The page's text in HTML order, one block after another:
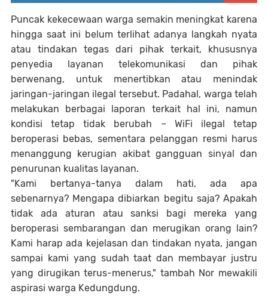
Puncak kekecewaan warga semakin meningkat karena
hingga saat ini belum terlihat adanya langkah nyata
atau tindakan tegas dari pihak terkait, khususnya
penyedia layanan telekomunikasi dan pihak
berwenang, untuk menertibkan atau menindak
jaringan-jaringan ilegal tersebut. Padahal, warga telah
melakukan berbagai laporan terkait hal ini, namun
kondisi tetap tidak berubah – WiFi ilegal tetap
beroperasi bebas, sementara pelanggan resmi harus
menanggung kerugian akibat gangguan sinyal dan
penurunan kualitas layanan.
"Kami bertanya-tanya dalam hati, ada apa
sebenarnya? Mengapa dibiarkan begitu saja? Apakah
tidak ada aturan atau sanksi bagi mereka yang
beroperasi sembarangan dan merugikan orang lain?
Kami harap ada kejelasan dan tindakan nyata, jangan
sampai kami yang sudah taat dan membayar justru
yang dirugikan terus-menerus," tambah Nor mewakili
aspirasi warga Kedungdung.